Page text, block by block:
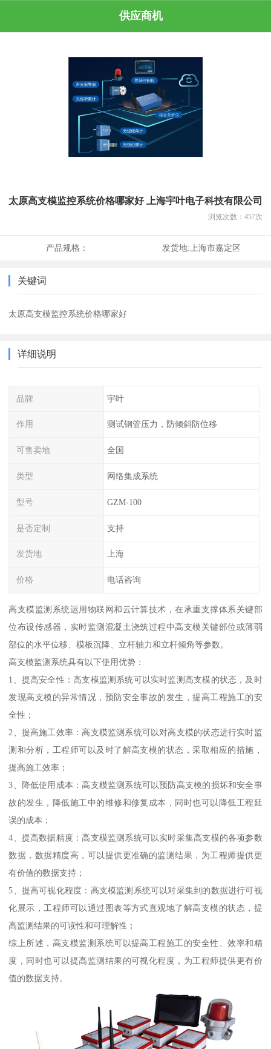
供应商机
太原高支模监控系统价格哪家好 上海宇叶电子科技有限公司
浏览次数： 457次
产品规格： 发货地:上海市嘉定区
关键词
太原高支模监控系统价格哪家好
详细说明
品牌 宇叶
作用 测试钢管压力，防倾斜防位移
可售卖地 全国
类型 网络集成系统
型号 GZM-100
是否定制 支持
发货地 上海
价格 电话咨询
高支模监测系统运用物联网和云计算技术，在承重支撑体系关键部
位布设传感器，实时监测混凝土浇筑过程中高支模关键部位或薄弱
部位的水平位移、模板沉降、立杆轴力和立杆倾角等参数。
高支模监测系统具有以下使用优势：
1、提高安全性：高支模监测系统可以实时监测高支模的状态，及时
发现高支模的异常情况，预防安全事故的发生，提高工程施工的安
全性；
2、提高施工效率：高支模监测系统可以对高支模的状态进行实时监
测和分析，工程师可以及时了解高支模的状态，采取相应的措施，
提高施工效率；
3、降低使用成本：高支模监测系统可以预防高支模的损坏和安全事
故的发生，降低施工中的维修和修复成本，同时也可以降低工程延
误的成本；
4、提高数据精度：高支模监测系统可以实时采集高支模的各项参数
数据，数据精度高，可以提供更准确的监测结果，为工程师提供更
有价值的数据支持；
5、提高可视化程度：高支模监测系统可以对采集到的数据进行可视
化展示，工程师可以通过图表等方式直观地了解高支模的状态，提
高监测结果的可读性和可理解性；
综上所述，高支模监测系统可以提高工程施工的安全性、效率和精
度，同时也可以提高监测结果的可视化程度，为工程师提供更有价
值的数据支持。